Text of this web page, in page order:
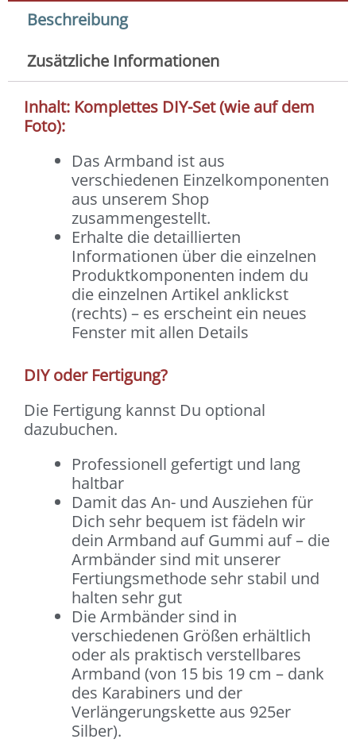
Beschreibung
Zusätzliche Informationen
Inhalt: Komplettes DIY-Set (wie auf dem
Foto):
Das Armband ist aus
verschiedenen Einzelkomponenten
aus unserem Shop
zusammengestellt.
Erhalte die detaillierten
Informationen über die einzelnen
Produktkomponenten indem du
die einzelnen Artikel anklickst
(rechts) – es erscheint ein neues
Fenster mit allen Details
DIY oder Fertigung?
Die Fertigung kannst Du optional
dazubuchen.
Professionell gefertigt und lang
haltbar
Damit das An- und Ausziehen für
Dich sehr bequem ist fädeln wir
dein Armband auf Gummi auf – die
Armbänder sind mit unserer
Fertiungsmethode sehr stabil und
halten sehr gut
Die Armbänder sind in
verschiedenen Größen erhältlich
oder als praktisch verstellbares
Armband (von 15 bis 19 cm – dank
des Karabiners und der
Verlängerungskette aus 925er
Silber).